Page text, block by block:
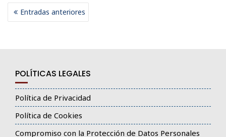
NAVEGACIÓN
DEEntradas anteriores
POLÍTICAS LEGALES
Política de Privacidad
Política de Cookies
Compromiso con la Protección de Datos Personales